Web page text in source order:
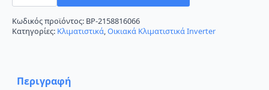
KE70BT2EG/KE70BT2EW
Κλιματιστικό
24000
BTU
Κωδικός προϊόντος: BP-2158816066
Κατηγορίες: Κλιματιστικά,Οικιακά Κλιματιστικά Inverter
Περιγραφή